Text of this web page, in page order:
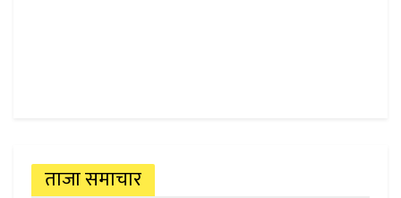
ताजा समाचार